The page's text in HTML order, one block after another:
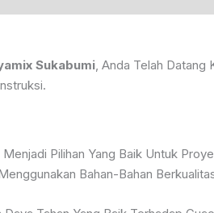
Sukabumi, Anda Telah Datang
Pilihan Yang Baik Untuk
Bahan-Bahan